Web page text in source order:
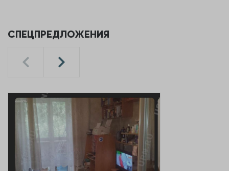
СПЕЦПРЕДЛОЖЕНИЯ